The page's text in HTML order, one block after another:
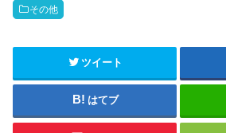
その他
ツイート
はてブ